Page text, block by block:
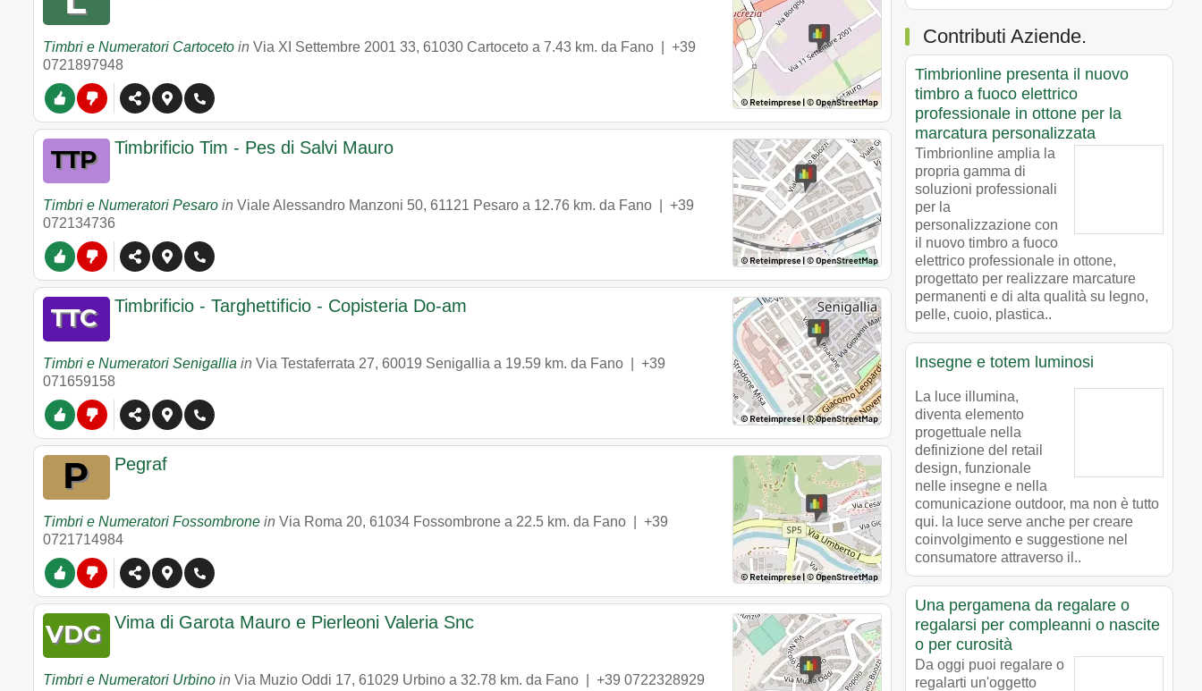
Timbri e Numeratori Cartoceto in Via XI Settembre 2001 33, 61030 Cartoceto a 7.43 km. da Fano | +39
0721897948
Timbrificio Tim - Pes di Salvi Mauro
Timbri e Numeratori Pesaro in Viale Alessandro Manzoni 50, 61121 Pesaro a 12.76 km. da Fano | +39
072134736
Timbrificio - Targhettificio - Copisteria Do-am
Timbri e Numeratori Senigallia in Via Testaferrata 27, 60019 Senigallia a 19.59 km. da Fano | +39
071659158
Pegraf
Timbri e Numeratori Fossombrone in Via Roma 20, 61034 Fossombrone a 22.5 km. da Fano | +39
0721714984
Vima di Garota Mauro e Pierleoni Valeria Snc
Timbri e Numeratori Urbino in Via Muzio Oddi 17, 61029 Urbino a 32.78 km. da Fano | +39 0722328929
Contributi Aziende.
Timbrionline presenta il nuovo
timbro a fuoco elettrico
professionale in ottone per la
marcatura personalizzata
Timbrionline amplia la
propria gamma di
soluzioni professionali
per la
personalizzazione con
il nuovo timbro a fuoco
elettrico professionale in ottone,
progettato per realizzare marcature
permanenti e di alta qualità su legno,
pelle, cuoio, plastica..
Insegne e totem luminosi
La luce illumina,
diventa elemento
progettuale nella
definizione del retail
design, funzionale
nelle insegne e nella
comunicazione outdoor, ma non è tutto
qui. la luce serve anche per creare
coinvolgimento e suggestione nel
consumatore attraverso il..
Una pergamena da regalare o
regalarsi per compleanni o nascite
o per curosità
Da oggi puoi regalare o
regalarti un'oggetto